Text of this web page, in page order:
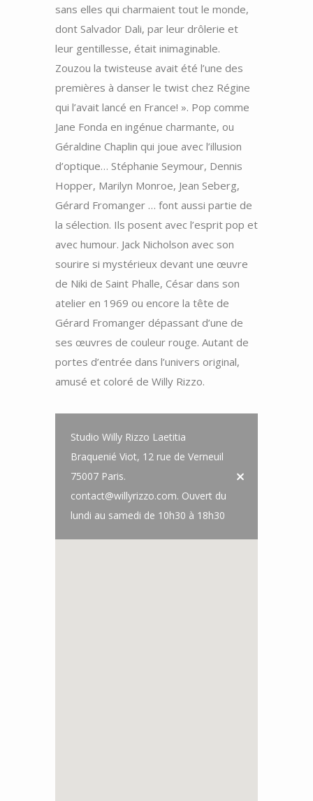
sans elles qui charmaient tout le monde,
dont Salvador Dali, par leur drôlerie et
leur gentillesse, était inimaginable.
Zouzou la twisteuse avait été l’une des
premières à danser le twist chez Régine
qui l’avait lancé en France! ». Pop comme
Jane Fonda en ingénue charmante, ou
Géraldine Chaplin qui joue avec l’illusion
d’optique… Stéphanie Seymour, Dennis
Hopper, Marilyn Monroe, Jean Seberg,
Gérard Fromanger … font aussi partie de
la sélection. Ils posent avec l’esprit pop et
avec humour. Jack Nicholson avec son
sourire si mystérieux devant une œuvre
de Niki de Saint Phalle, César dans son
atelier en 1969 ou encore la tête de
Gérard Fromanger dépassant d’une de
ses œuvres de couleur rouge. Autant de
portes d’entrée dans l’univers original,
amusé et coloré de Willy Rizzo.
Studio Willy Rizzo Laetitia
Braquenié Viot, 12 rue de Verneuil
75007 Paris.
contact@willyrizzo.com. Ouvert du
lundi au samedi de 10h30 à 18h30